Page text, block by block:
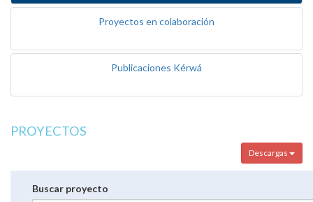
Proyectos en colaboración
Publicaciones Kérwá
PROYECTOS
Descargas
Buscar proyecto